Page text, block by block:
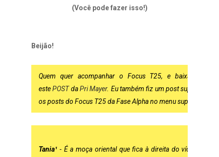
(Você pode fazer isso!)
Beijão!
Quem quer acompanhar o Focus T25, e baixar os
estePOSTdaPri Mayer. Eu também fiz um post super
os posts do Focus T25 da Fase Alpha no menu superior,
Tania¹ - É a moça oriental que fica à direita do vídeo e